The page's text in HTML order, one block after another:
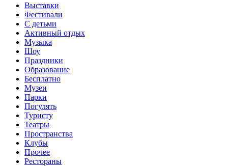
Выставки
Фестивали
С детьми
Активный отдых
Музыка
Шоу
Праздники
Образование
Бесплатно
Музеи
Парки
Погулять
Туристу
Театры
Пространства
Клубы
Прочее
Рестораны